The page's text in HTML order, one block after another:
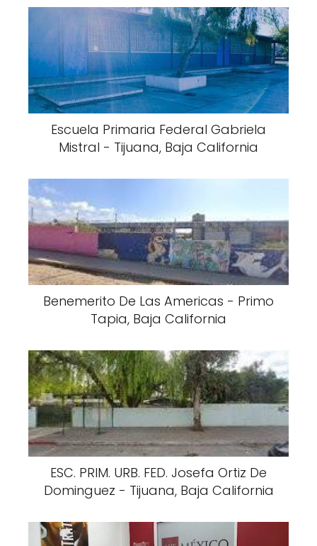
Escuela Primaria Federal Gabriela
Mistral - Tijuana, Baja California
Benemerito De Las Americas - Primo
Tapia, Baja California
ESC. PRIM. URB. FED. Josefa Ortiz De
Dominguez - Tijuana, Baja California